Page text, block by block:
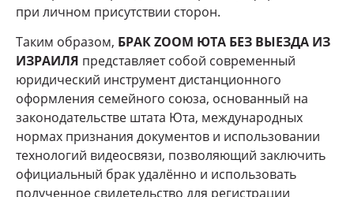
при личном присутствии сторон.
Таким образом, БРАК ZOOM ЮТА БЕЗ ВЫЕЗДА ИЗ
ИЗРАИЛЯ представляет собой современный
юридический инструмент дистанционного
оформления семейного союза, основанный на
законодательстве штата Юта, международных
нормах признания документов и использовании
технологий видеосвязи, позволяющий заключить
официальный брак удалённо и использовать
полученное свидетельство для регистрации